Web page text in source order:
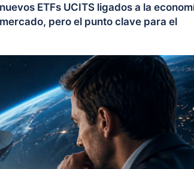
ETFs UCITS ligados a la
pero el punto clave para el